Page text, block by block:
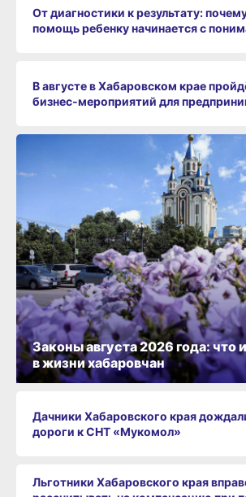
От диагностики к результату:
помощь ребенку начинается с
В августе в Хабаровском крае
бизнес‑мероприятий для
Дачники Хабаровского края
дороги к СНТ «Мукомол»
Льготники Хабаровского края
Законы августа 2026 года: что
в жизни хабаровчан